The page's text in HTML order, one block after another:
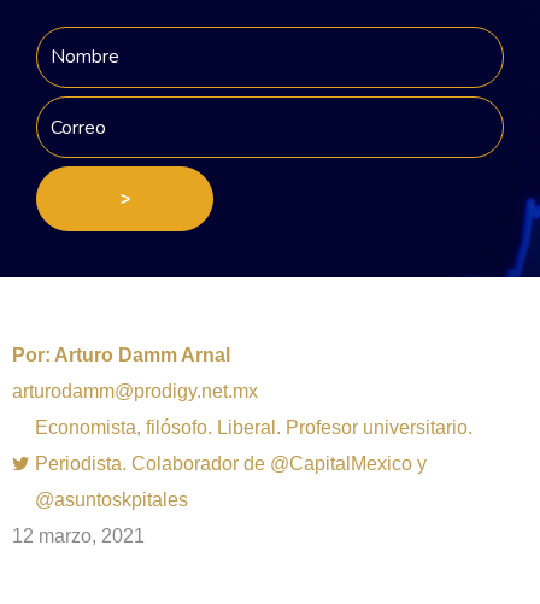
>
Por: Arturo Damm Arnal
arturodamm@prodigy.net.mx
Economista, filósofo. Liberal. Profesor universitario.
Periodista. Colaborador de @CapitalMexico y
@asuntoskpitales
12 marzo, 2021